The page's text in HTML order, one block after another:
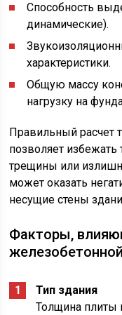
Способность
динамические).
характеристики.
Общую массу
нагрузку на
Правильный расчет
позволяет
трещины или
может оказать
несущие стены
Факторы,
Тип здания
Толщина плиты